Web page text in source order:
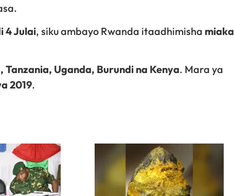
4 Julai, siku ambayo Rwanda itaadhimisha miaka
Tanzania, Uganda, Burundi na Kenya. Mara ya
2019.